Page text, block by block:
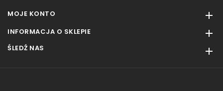
MOJE KONTO 
INFORMACJA O SKLEPIE 
ŚLEDŹ NAS 